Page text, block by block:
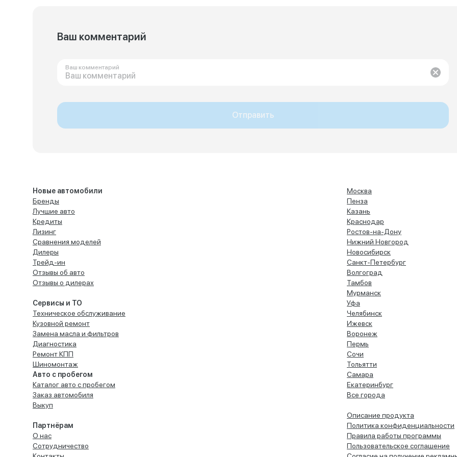
Ваш комментарий
Ваш комментарий
Отправить
Новые автомобили
Бренды
Лучшие авто
Кредиты
Лизинг
Сравнения моделей
Дилеры
Трейд-ин
Отзывы об авто
Отзывы о дилерах
Сервисы и ТО
Техническое обслуживание
Кузовной ремонт
Замена масла и фильтров
Диагностика
Ремонт КПП
Шиномонтаж
Авто с пробегом
Каталог авто с пробегом
Заказ автомобиля
Выкуп
Партнёрам
О нас
Сотрудничество
Москва
Пенза
Казань
Краснодар
Ростов-на-Дону
Нижний Новгород
Новосибирск
Санкт-Петербург
Волгоград
Тамбов
Мурманск
Уфа
Челябинск
Ижевск
Воронеж
Пермь
Сочи
Тольятти
Самара
Екатеринбург
Все города
Описание продукта
Политика конфиденциальности
Правила работы программы
Пользовательское соглашение